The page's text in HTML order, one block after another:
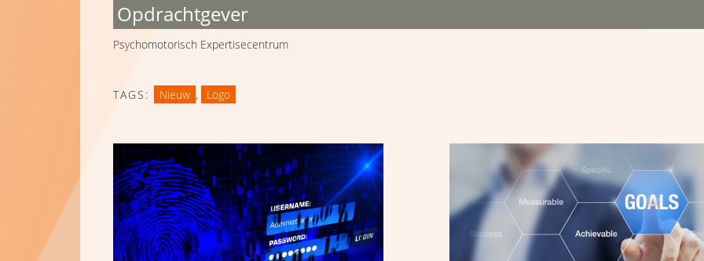
Opdrachtgever
Psychomotorisch Expertisecentrum
TAGS: Nieuw , Logo